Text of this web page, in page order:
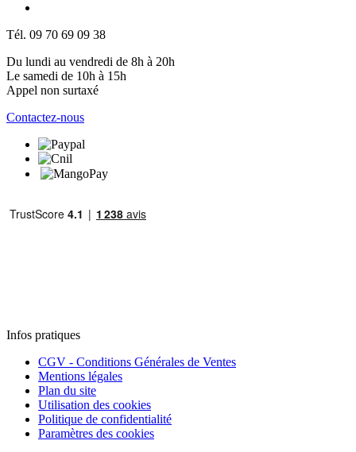
Tél. 09 70 69 09 38
Du lundi au vendredi de 8h à 20h
Le samedi de 10h à 15h
Appel non surtaxé
Contactez-nous
Infos pratiques
CGV - Conditions Générales de Ventes
Mentions légales
Plan du site
Utilisation des cookies
Politique de confidentialité
Paramètres des cookies